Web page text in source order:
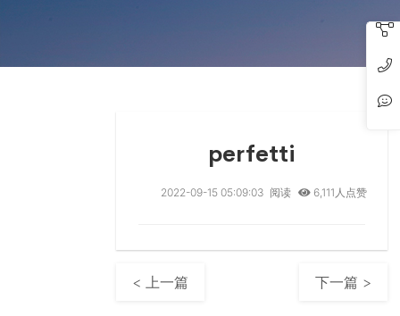
perfetti
2022-09-15 05:09:03 阅读 6,111人点赞
< 上一篇 下一篇 >